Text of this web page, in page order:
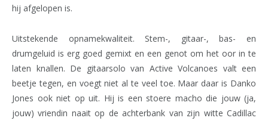
hij afgelopen is.
Uitstekende opnamekwaliteit. Stem-, gitaar-, bas- en
drumgeluid is erg goed gemixt en een genot om het oor in te
laten knallen. De gitaarsolo van Active Volcanoes valt een
beetje tegen, en voegt niet al te veel toe. Maar daar is Danko
Jones ook niet op uit. Hij is een stoere macho die jouw (ja,
jouw) vriendin naait op de achterbank van zijn witte Cadillac